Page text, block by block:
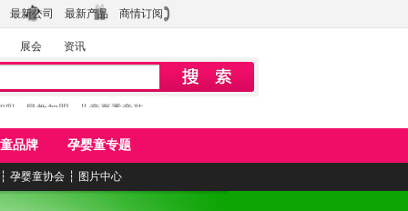
最新公司 最新产品 商情订阅
展会 资讯
乳 早教加盟 儿童夏季童装
品牌 孕婴童专题
┆ 孕婴童协会 ┆ 图片中心